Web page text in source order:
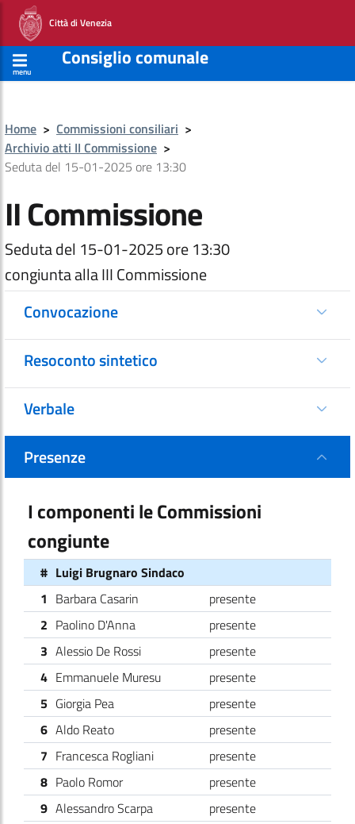
Città di Venezia
menu
Consiglio comunale
Home > Commissioni consiliari >
Archivio atti II Commissione >
Seduta del 15-01-2025 ore 13:30
II Commissione
Seduta del 15-01-2025 ore 13:30
congiunta alla III Commissione
Convocazione
Resoconto sintetico
Verbale
Presenze
I componenti le Commissioni
congiunte
# Luigi Brugnaro Sindaco
1 Barbara Casarin
presente
2 Paolino D'Anna
presente
3 Alessio De Rossi
presente
4 Emmanuele Muresu
presente
5 Giorgia Pea
presente
6 Aldo Reato
presente
7 Francesca Rogliani
presente
8 Paolo Romor
presente
9 Alessandro Scarpa
presente